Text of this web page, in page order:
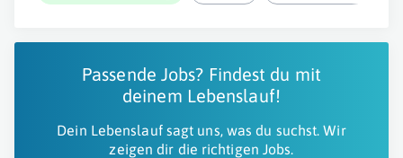
Passende Jobs? Findest du mit
deinem Lebenslauf!
Dein Lebenslauf sagt uns, was du suchst. Wir
zeigen dir die richtigen Jobs.